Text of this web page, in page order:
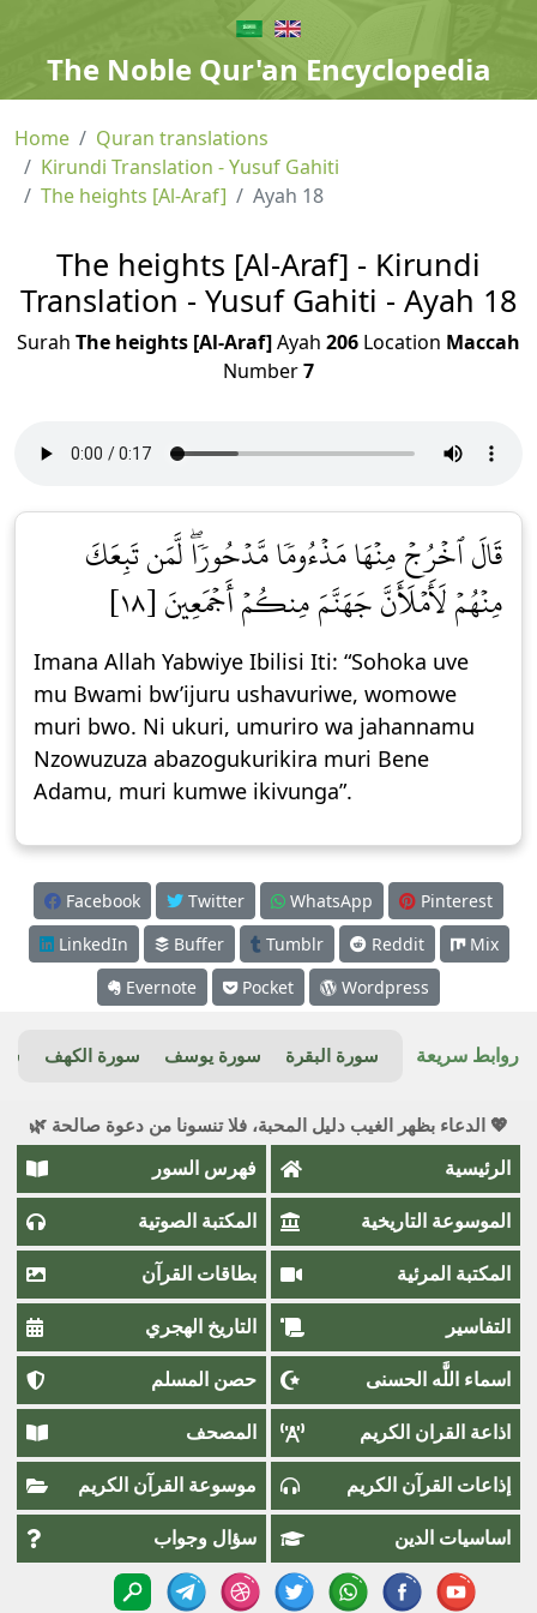
The Noble Qur'an Encyclopedia
Home
Quran translations
Kirundi Translation - Yusuf Gahiti
The heights [Al-Araf]
Ayah 18
The heights [Al-Araf] - Kirundi
Translation - Yusuf Gahiti - Ayah 18
Surah The heights [Al-Araf]Ayah 206 Location Maccah
Number7
قَالَ ٱخۡرُجۡ مِنۡهَا مَذۡءُومٗا مَّدۡحُورٗاۖ لَّمَن تَبِعَكَ
مِنۡهُمۡ لَأَمۡلَأَنَّ جَهَنَّمَ مِنكُمۡ أَجۡمَعِينَ [١٨]
Imana Allah Yabwiye Ibilisi Iti: “Sohoka uve
mu Bwami bw’ijuru ushavuriwe, womowe
muri bwo. Ni ukuri, umuriro wa jahannamu
Nzowuzuza abazogukurikira muri Bene
Adamu, muri kumwe ikivunga”.
Facebook Twitter WhatsApp
Pinterest
LinkedIn
Buffer Tumblr Reddit
Mix
Evernote
Pocket Wordpress
روابط سريعة سورة البقرة سورة يوسف سورة الكهف
💖 الدعاء بظهر الغيب دليل المحبة، فلا تنسونا من دعوة صالحة 🌿
الرئيسية فهرس السور
الموسوعة التاريخية المكتبة الصوتية
المكتبة المرئية بطاقات القرآن
التفاسير التاريخ الهجري
اسماء اللَّٰه الحسنى حصن المسلم
اذاعة القران الكريم المصحف
إذاعات القرآن الكريم موسوعة القرآن الكريم
اساسيات الدين سؤال وجواب